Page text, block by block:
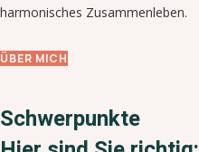
harmonisches Zusammenleben.
ÜBER MICH
Schwerpunkte